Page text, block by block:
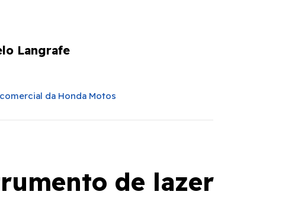
Langrafe
da Honda Motos
de lazer